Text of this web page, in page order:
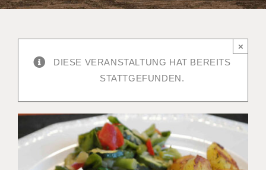
DIESE VERANSTALTUNG HAT BEREITS
STATTGEFUNDEN.
×